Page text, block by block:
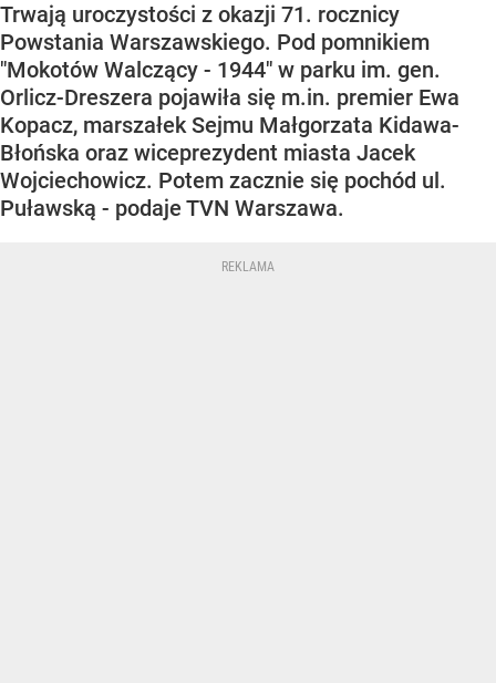
Trwają uroczystości z okazji 71. rocznicy
Powstania Warszawskiego. Pod pomnikiem
"Mokotów Walczący - 1944" w parku im. gen.
Orlicz-Dreszera pojawiła się m.in. premier Ewa
Kopacz, marszałek Sejmu Małgorzata Kidawa-
Błońska oraz wiceprezydent miasta Jacek
Wojciechowicz. Potem zacznie się pochód ul.
Puławską - podaje TVN Warszawa.